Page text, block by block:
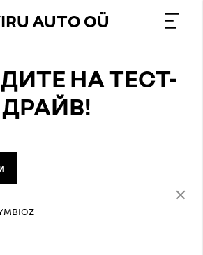
AUTO OÜ
НА ТЕСТ-
ДРАЙВ!